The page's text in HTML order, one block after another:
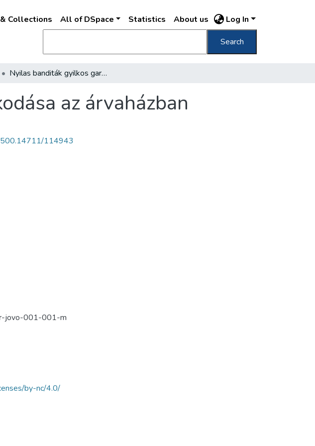
Collections All of DSpace Statistics About us Log In
Search
Nyilas banditák gyilkos garázdálkodása az árvaházban
az árvaházban
114943
jovo-001-001-m
by-nc/4.0/